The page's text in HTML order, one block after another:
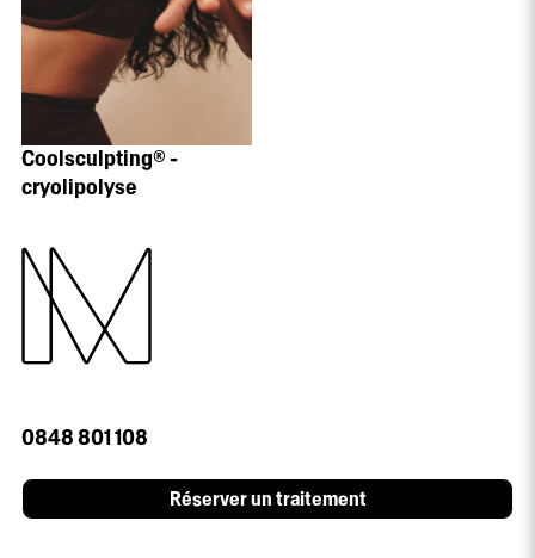
Coolsculpting® -
cryolipolyse
0848 801 108
Réserver un traitement